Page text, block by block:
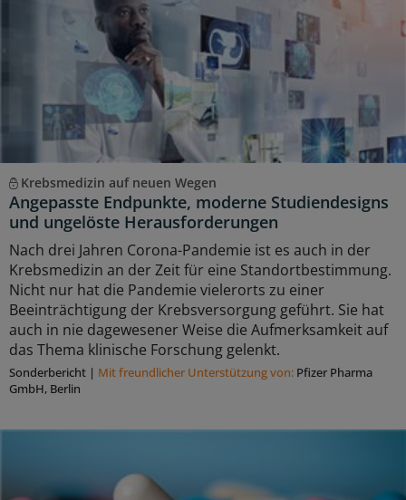
Krebsmedizin auf neuen Wegen
Angepasste Endpunkte, moderne Studiendesigns
und ungelöste Herausforderungen
Nach drei Jahren Corona-Pandemie ist es auch in der
Krebsmedizin an der Zeit für eine Standortbestimmung.
Nicht nur hat die Pandemie vielerorts zu einer
Beeinträchtigung der Krebsversorgung geführt. Sie hat
auch in nie dagewesener Weise die Aufmerksamkeit auf
das Thema klinische Forschung gelenkt.
Sonderbericht | Mit freundlicher Unterstützung von: Pfizer Pharma
GmbH, Berlin